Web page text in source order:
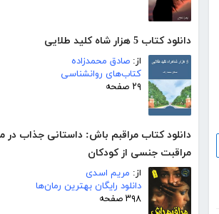
دانلود کتاب 5 هزار شاه کلید طلایی
از: صادق محمدزاده
کتاب‌های روانشناسی
۲۹ صفحه
دانلود کتاب مراقبم باش: داستانی جذاب در
مراقبت جنسی از کودکان
از: مریم اسدی
دانلود رایگان بهترین رمان‌ها
۳۹۸ صفحه